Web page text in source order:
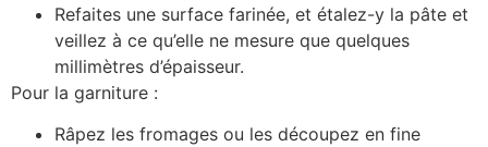
Refaites une surface farinée, et étalez-y la pâte et
veillez à ce qu’elle ne mesure que quelques
millimètres d’épaisseur.
Pour la garniture :
Râpez les fromages ou les découpez en fine